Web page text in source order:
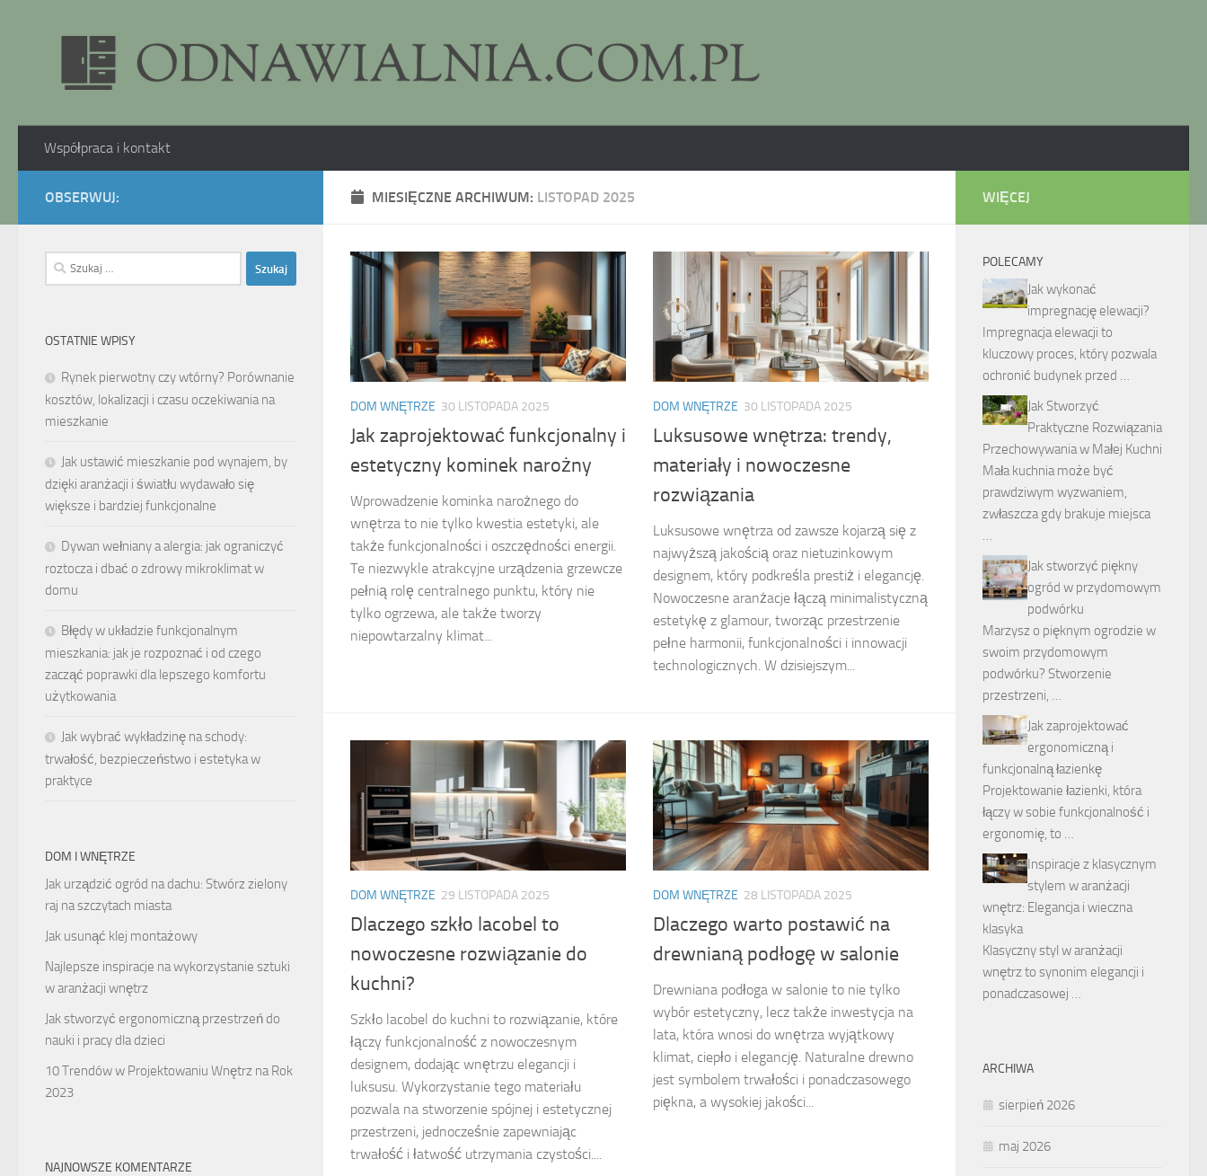
Współpraca i kontakt
MIESIĘCZNE ARCHIWUM: LISTOPAD 2025
DOM WNĘTRZE 30 LISTOPADA 2025
Jak zaprojektować funkcjonalny i
estetyczny kominek narożny
Wprowadzenie kominka narożnego do
wnętrza to nie tylko kwestia estetyki, ale
także funkcjonalności i oszczędności energii.
Te niezwykle atrakcyjne urządzenia grzewcze
pełnią rolę centralnego punktu, który nie
tylko ogrzewa, ale także tworzy
niepowtarzalny klimat...
DOM WNĘTRZE 30 LISTOPADA 2025
Luksusowe wnętrza: trendy,
materiały i nowoczesne
rozwiązania
Luksusowe wnętrza od zawsze kojarzą się z
najwyższą jakością oraz nietuzinkowym
designem, który podkreśla prestiż i elegancję.
Nowoczesne aranżacje łączą minimalistyczną
estetykę z glamour, tworząc przestrzenie
pełne harmonii, funkcjonalności i innowacji
technologicznych. W dzisiejszym...
DOM WNĘTRZE 29 LISTOPADA 2025
Dlaczego szkło lacobel to
nowoczesne rozwiązanie do
kuchni?
Szkło lacobel do kuchni to rozwiązanie, które
łączy funkcjonalność z nowoczesnym
designem, dodając wnętrzu elegancji i
luksusu. Wykorzystanie tego materiału
pozwala na stworzenie spójnej i estetycznej
przestrzeni, jednocześnie zapewniając
trwałość i łatwość utrzymania czystości....
DOM WNĘTRZE 28 LISTOPADA 2025
Dlaczego warto postawić na
drewnianą podłogę w salonie
Drewniana podłoga w salonie to nie tylko
wybór estetyczny, lecz także inwestycja na
lata, która wnosi do wnętrza wyjątkowy
klimat, ciepło i elegancję. Naturalne drewno
jest symbolem trwałości i ponadczasowego
piękna, a wysokiej jakości...
OBSERWUJ:
Szukaj:
OSTATNIE WPISY
Rynek pierwotny czy wtórny? Porównanie
kosztów, lokalizacji i czasu oczekiwania na
mieszkanie
Jak ustawić mieszkanie pod wynajem, by
dzięki aranżacji i światłu wydawało się
większe i bardziej funkcjonalne
Dywan wełniany a alergia: jak ograniczyć
roztocza i dbać o zdrowy mikroklimat w
domu
Błędy w układzie funkcjonalnym
mieszkania: jak je rozpoznać i od czego
zacząć poprawki dla lepszego komfortu
użytkowania
Jak wybrać wykładzinę na schody:
trwałość, bezpieczeństwo i estetyka w
praktyce
DOM I WNĘTRZE
Jak urządzić ogród na dachu: Stwórz zielony
raj na szczytach miasta
Jak usunąć klej montażowy
Najlepsze inspiracje na wykorzystanie sztuki
w aranżacji wnętrz
Jak stworzyć ergonomiczną przestrzeń do
nauki i pracy dla dzieci
10 Trendów w Projektowaniu Wnętrz na Rok
2023
NAJNOWSZE KOMENTARZE
WIĘCEJ
POLECAMY
Jak wykonać
impregnację elewacji?
Impregnacja elewacji to
kluczowy proces, który pozwala
ochronić budynek przed …
Jak Stworzyć
Praktyczne Rozwiązania
Przechowywania w Małej Kuchni
Mała kuchnia może być
prawdziwym wyzwaniem,
zwłaszcza gdy brakuje miejsca
…
Jak stworzyć piękny
ogród w przydomowym
podwórku
Marzysz o pięknym ogrodzie w
swoim przydomowym
podwórku? Stworzenie
przestrzeni, …
Jak zaprojektować
ergonomiczną i
funkcjonalną łazienkę
Projektowanie łazienki, która
łączy w sobie funkcjonalność i
ergonomię, to …
Inspiracje z klasycznym
stylem w aranżacji
wnętrz: Elegancja i wieczna
klasyka
Klasyczny styl w aranżacji
wnętrz to synonim elegancji i
ponadczasowej …
ARCHIWA
sierpień 2026
maj 2026